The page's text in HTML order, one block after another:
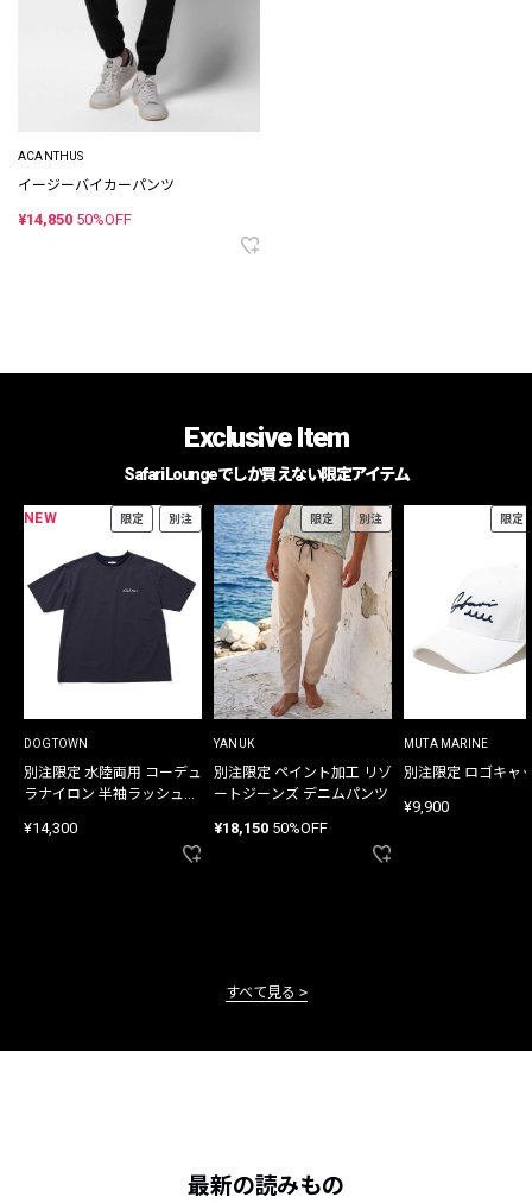
ACANTHUS
イージーバイカーパンツ
¥14,850 50%OFF
Exclusive Item
Safari Loungeでしか買えない限定アイテム
NEW 限定 別注
DOGTOWN
別注限定 水陸両用 コーデュ
ラナイロン 半袖ラッシュガ
¥14,300
限定 別注
YANUK
別注限定 ペイント加工 リゾ
ートジーンズ デニムパンツ
¥18,150 50%OFF
限定
MUTA MARINE
別注限定 ロゴキャ
¥9,900
すべて見る
最新の読みもの